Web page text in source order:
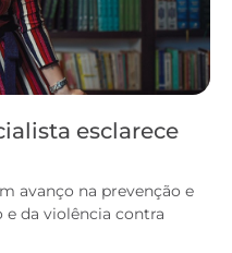
esclarece
avanço na prevenção e
da violência contra